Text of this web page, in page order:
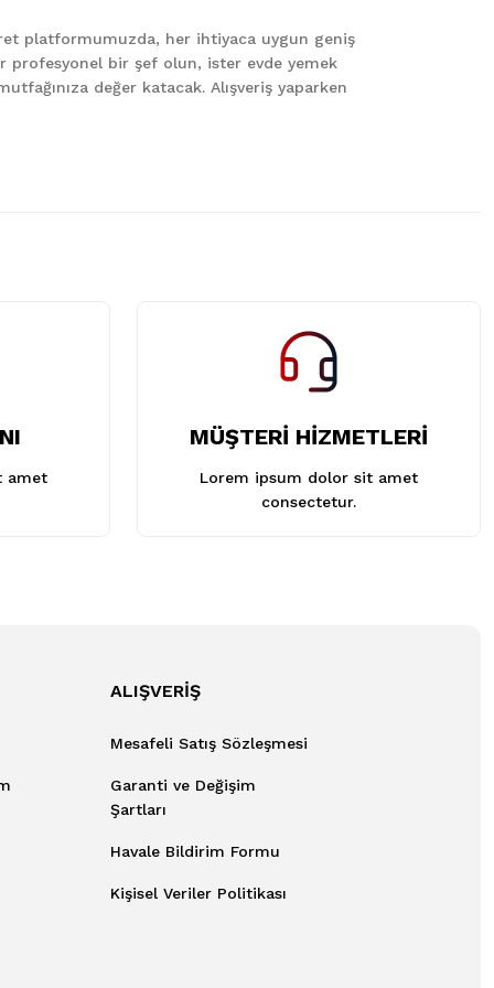
platformumuzda, her ihtiyaca uygun geniş
profesyonel bir şef olun, ister evde yemek
değer katacak. Alışveriş yaparken
amet
MÜŞTERİ HİZMETLERİ
Lorem ipsum dolor sit amet
consectetur.
ALIŞVERİŞ
Mesafeli Satış Sözleşmesi
Garanti ve Değişim
Şartları
Havale Bildirim Formu
Kişisel Veriler Politikası